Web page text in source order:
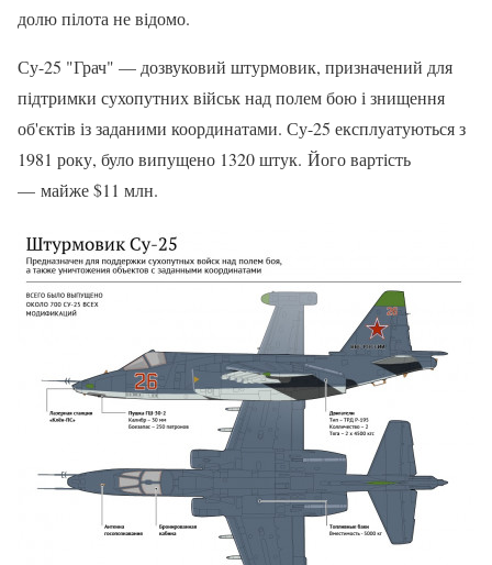
долю пілота не відомо.
Су-25 "Грач" — дозвуковий штурмовик, призначений для
підтримки сухопутних військ над полем бою і знищення
об'єктів із заданими координатами. Су-25 експлуатуються з
1981 року, було випущено 1320 штук. Його вартість
— майже $11 млн.